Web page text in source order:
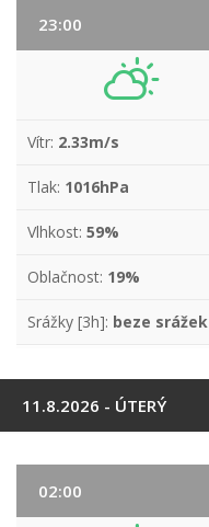
23:00
Vítr: 2.33m/s
Tlak: 1016hPa
Vlhkost: 59%
Oblačnost: 19%
Srážky [3h]: beze srážek
11.8.2026 - ÚTERÝ
02:00